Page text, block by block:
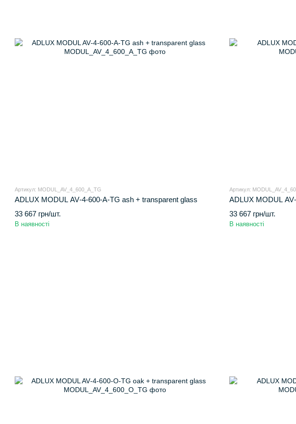
Артикул: MODUL_AV_4_600_A_TG
ADLUX MODUL AV‑4‑600‑A‑TG ash + transparent glass
33 667 грн/шт.
В наявності
Артикул:
ADLUX MODUL
33 667 грн/шт.
В наявності